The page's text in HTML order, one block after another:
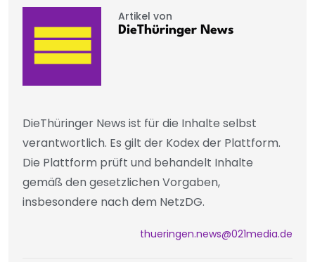
Artikel von
DieThüringer News
DieThüringer News ist für die Inhalte selbst
verantwortlich. Es gilt der Kodex der Plattform.
Die Plattform prüft und behandelt Inhalte
gemäß den gesetzlichen Vorgaben,
insbesondere nach dem NetzDG.
thueringen.news@021media.de